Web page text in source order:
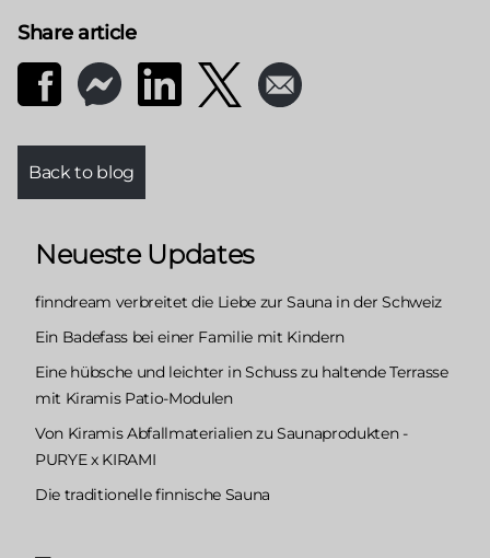
Share article
Back to blog
Neueste Updates
finndream verbreitet die Liebe zur Sauna in der Schweiz
Ein Badefass bei einer Familie mit Kindern
Eine hübsche und leichter in Schuss zu haltende Terrasse
mit Kiramis Patio-Modulen
Von Kiramis Abfallmaterialien zu Saunaprodukten -
PURYE x KIRAMI
Die traditionelle finnische Sauna